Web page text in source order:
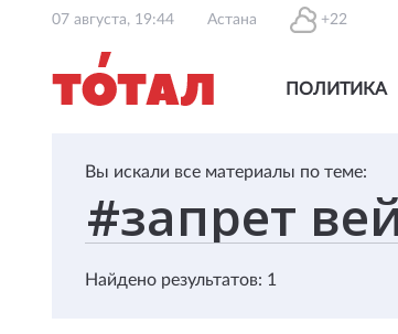
07 августа, 19:44 Астана +22
ПОЛИТИКА
Вы искали все материалы по теме:
Найдено результатов: 1